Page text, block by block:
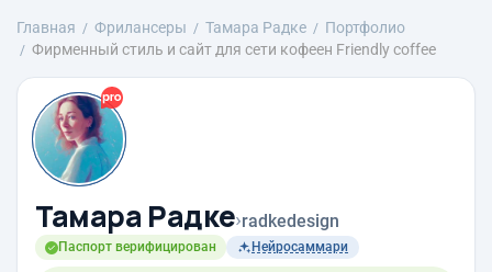
Главная Фрилансеры Тамара Радке
Портфолио
Фирменный стиль и сайт для сети кофеен Friendly coffee
Тамара Радке›radkedesign
Паспорт верифицирован Нейросаммари